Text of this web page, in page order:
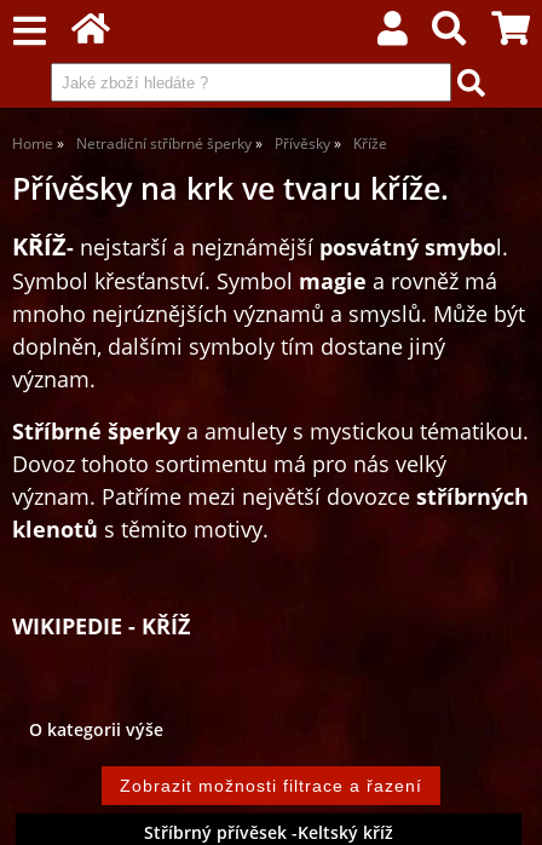
Home Netradiční stříbrné šperky Přívěsky Kříže
Přívěsky na krk ve tvaru kříže.
KŘÍŽ- nejstarší a nejznámější posvátný smybol.
Symbol křesťanství. Symbol magie a rovněž má
mnoho nejrúznějších významů a smyslů. Může být
doplněn, dalšími symboly tím dostane jiný
význam.
Stříbrné šperky a amulety s mystickou tématikou.
Dovoz tohoto sortimentu má pro nás velký
význam. Patříme mezi největší dovozce stříbrných
klenotů s těmito motivy.
WIKIPEDIE - KŘÍŽ
O kategorii výše
Stříbrný přívěsek -Keltský kříž